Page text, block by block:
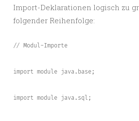
Import-Deklarationen logisch zu
folgender Reihenfolge:
// Modul-Importe
import module java.base;
import module java.sql;